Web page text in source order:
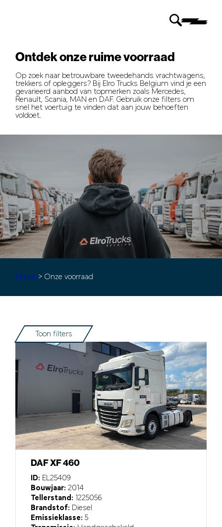
Ontdek onze ruime voorraad
Op zoek naar betrouwbare tweedehands vrachtwagens,
trekkers of opleggers? Bij Elro Trucks Belgium vind je een
gevarieerd aanbod van topmerken zoals Mercedes,
Renault, Scania, MAN en DAF. Gebruik onze filters om
snel het voertuig te vinden dat aan jouw behoeften
voldoet.
Home > Onze voorraad
Toon filters
DAF XF 460
ID: EL25409
Bouwjaar: 2014
Tellerstand: 1225056
Brandstof: Diesel
Emissieklasse: 5